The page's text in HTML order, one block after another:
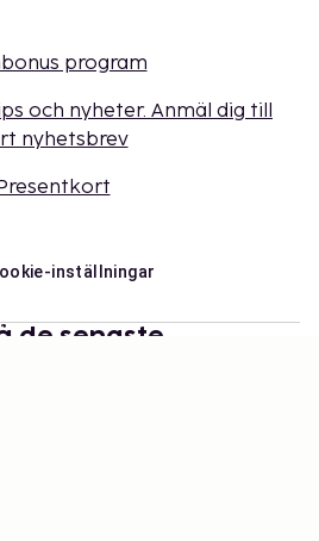
program
och nyheter. Anmäl dig till
nyhetsbrev
inställningar
de senaste